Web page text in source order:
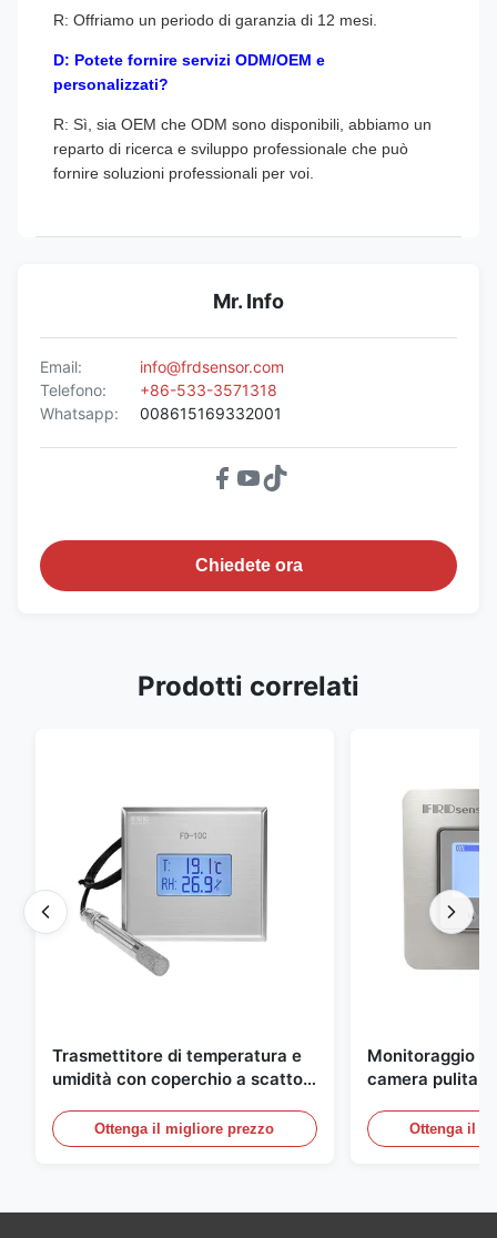
R: Offriamo un periodo di garanzia di 12 mesi.
D: Potete fornire servizi ODM/OEM e
personalizzati?
R: Sì, sia OEM che ODM sono disponibili, abbiamo un
reparto di ricerca e sviluppo professionale che può
fornire soluzioni professionali per voi.
Mr. Info
Email:
info@frdsensor.com
Telefono:
+86-533-3571318
Whatsapp:
008615169332001
Chiedete ora
Prodotti correlati
Trasmettitore di temperatura e
umidità con coperchio a scatto
acciaio inossidabile 316L
Ottenga il migliore prezzo
Monitoraggio
camera pulita
inossidabile
medico/fumo
Ottenga il